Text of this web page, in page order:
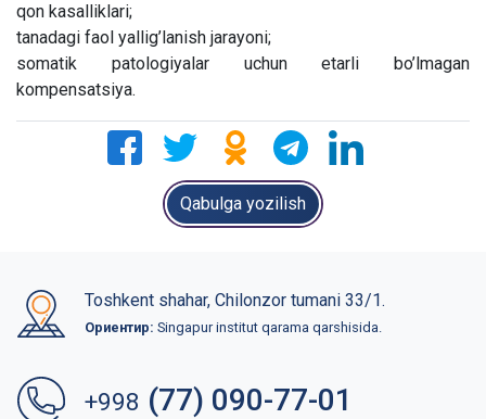
qon kasalliklari;
tanadagi faol yallig’lanish jarayoni;
somatik patologiyalar uchun etarli bo’lmagan
kompensatsiya.
Qabulga yozilish
Toshkent shahar, Chilonzor tumani 33/1.
Ориентир: Singapur institut qarama qarshisida.
+998 (77) 090-77-01